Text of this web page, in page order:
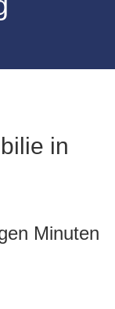
in
Minuten